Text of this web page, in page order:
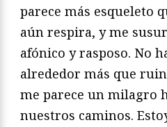
parece más esqueleto
aún respira, y me
afónico y rasposo. No
alrededor más que
me parece un milagro
nuestros caminos.